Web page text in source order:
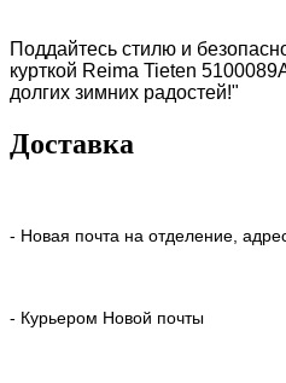
Поддайтесь стилю и
курткой Reimа Tieten
долгих зимних радостей!"
Доставка
- Новая почта на отделение,
- Курьером Новой почты